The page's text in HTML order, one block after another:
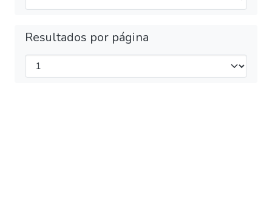
Resultados por página